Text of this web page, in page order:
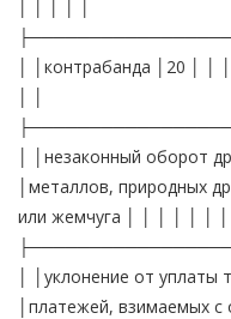
│ │контрабанда │20 │ │
│ │незаконный оборот
│металлов, природных
или жемчуга │ │ │ │ │ │
│ │уклонение от
│платежей, взимаемых